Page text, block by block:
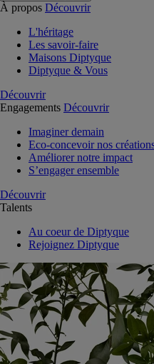
À propos Découvrir
L'héritage
Les savoir-faire
Maisons Diptyque
Diptyque & Vous
Découvrir
Engagements Découvrir
Imaginer demain
Eco-concevoir nos
Améliorer notre impact
S’engager ensemble
Découvrir
Talents
Au coeur de Diptyque
Rejoignez Diptyque